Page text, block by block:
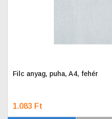
Filc anyag, puha, A4, fehér
1.083 Ft